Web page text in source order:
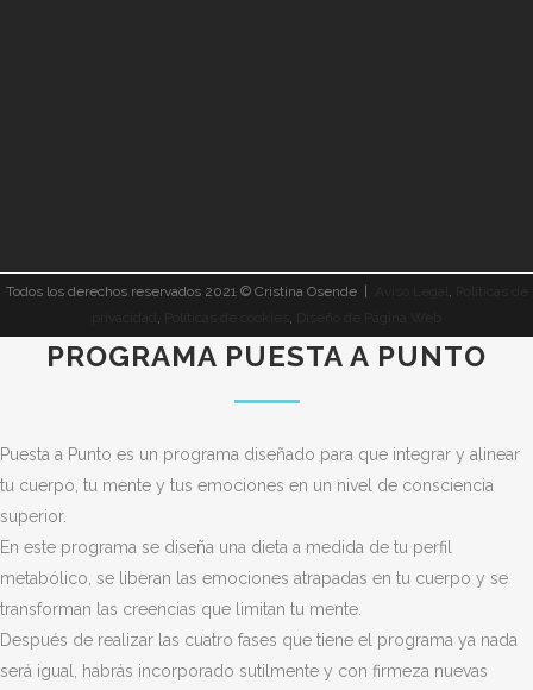
Todos los derechos reservados 2021 © Cristina Osende | ,
, ,
PROGRAMA PUESTA A PUNTO
Puesta a Punto es un programa diseñado para que integrar y alinear
tu cuerpo, tu mente y tus emociones en un nivel de consciencia
superior.
En este programa se diseña una dieta a medida de tu perfil
metabólico, se liberan las emociones atrapadas en tu cuerpo y se
transforman las creencias que limitan tu mente.
Después de realizar las cuatro fases que tiene el programa ya nada
será igual, habrás incorporado sutilmente y con firmeza nuevas